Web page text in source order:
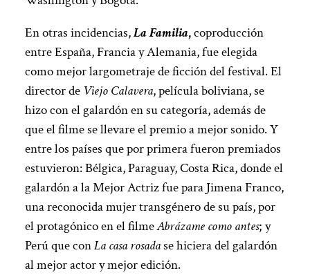
En otras incidencias,La Familia,coproducción
entre España, Francia y Alemania, fue elegida
como mejor largometraje de ficción del festival. El
director de Viejo Calavera, película boliviana, se
hizo con el galardón en su categoría, además de
que el filme se llevare el premio a mejor sonido. Y
entre los países que por primera fueron premiados
estuvieron: Bélgica, Paraguay, Costa Rica, donde el
galardón a la Mejor Actriz fue para Jimena Franco,
una reconocida mujer transgénero de su país, por
el protagónico en el filmeAbrázame como antes; y
Perú que conLa casa rosadase hiciera del galardón
al mejor actor y mejor edición.